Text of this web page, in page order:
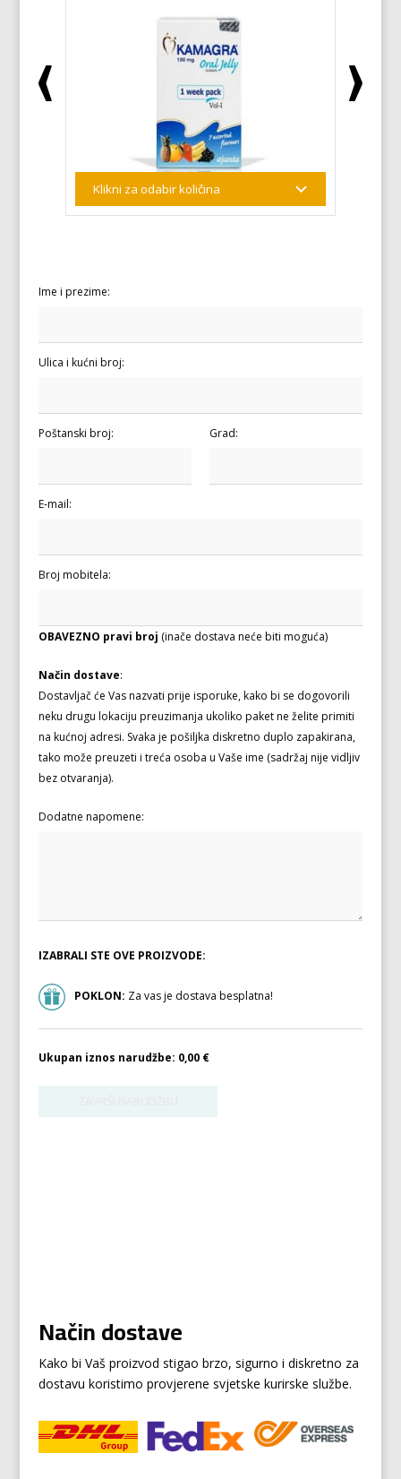
Ime i prezime:
Ulica i kućni broj:
Poštanski broj: Grad:
E-mail:
Broj mobitela:
OBAVEZNO pravi broj (inače dostava neće biti moguća)
Način dostave:
Dostavljač će Vas nazvati prije isporuke, kako bi se dogovorili
neku drugu lokaciju preuzimanja ukoliko paket ne želite primiti
na kućnoj adresi. Svaka je pošiljka diskretno duplo zapakirana,
tako može preuzeti i treća osoba u Vaše ime (sadržaj nije vidljiv
bez otvaranja).
Dodatne napomene:
IZABRALI STE OVE PROIZVODE:
POKLON: Za vas je dostava besplatna!
Ukupan iznos narudžbe: 0,00 €
Način dostave
Kako bi Vaš proizvod stigao brzo, sigurno i diskretno za
dostavu koristimo provjerene svjetske kurirske službe.